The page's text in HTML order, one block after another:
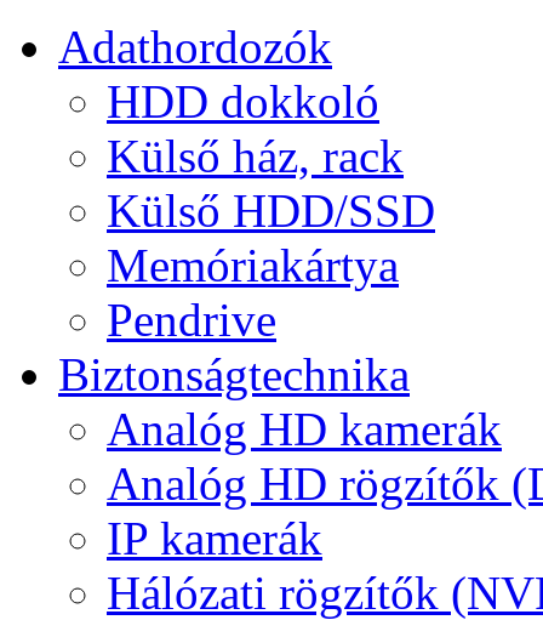
Adathordozók
HDD dokkoló
Külső ház, rack
Külső HDD/SSD
Memóriakártya
Pendrive
Biztonságtechnika
Analóg HD kamerák
Analóg HD rögzítők
IP kamerák
Hálózati rögzítők